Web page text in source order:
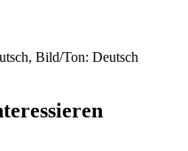
Bild/Ton: Deutsch